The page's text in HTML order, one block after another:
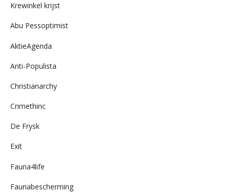
Krewinkel krijst
Abu Pessoptimist
AktieAgenda
Anti-Populista
Christianarchy
Crimethinc
De Frysk
Exit
Fauna4life
Faunabescherming